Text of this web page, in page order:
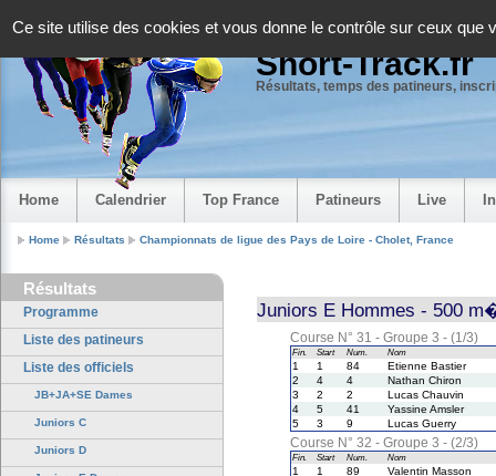
Ce site utilise des cookies et vous donne le contrôle sur ceux que
Short-Track.fr
Résultats, temps des patineurs,
Home Calendrier Top France Patineurs Live
Home Résultats Championnats de ligue des Pays de Loire - Cholet, France
Résultats
Programme
Liste des patineurs
Liste des officiels
JB+JA+SE Dames
Juniors C
Juniors D
Juniors E Hommes - 500
Course N° 31 - Groupe 3 - (1/3)
Fin. Start Num. Nom
1 1 84
Etienne Bastier
2
4 4
Nathan Chiron
3
2 2
Lucas Chauvin
4
5 41
Yassine Amsler
5
3 9 Lucas Guerry
Course N° 32 - Groupe 3 - (2/3)
Fin. Start Num. Nom
1 1 89
Valentin Masson